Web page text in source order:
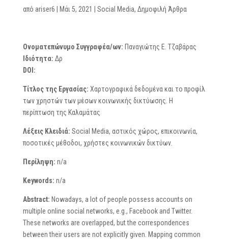
από ariser6 Μάι 5, 2021 Social Media, Δημοφιλή Άρθρα
Ονοματεπώνυμο Συγγραφέα/ων: Παναγιώτης Ε. Τζαβάρας
Ιδιότητα: Δρ
DOI:
Τίτλος της Εργασίας: Χαρτογραφικά δεδομένα και το προφίλ
των χρηστών των μέσων κοινωνικής δικτύωσης. Η
περίπτωση της Καλαμάτας
Λέξεις Κλειδιά: Social Media, αστικός χώρος, επικοινωνία,
ποσοτικές μέθοδοι, χρήστες κοινωνικών δικτύων.
Περίληψη: n/a
Keywords: n/a
Abstract: Nowadays, a lot of people possess accounts on
multiple online social networks, e.g., Facebook and Twitter.
These networks are overlapped, but the correspondences
between their users are not explicitly given. Mapping common